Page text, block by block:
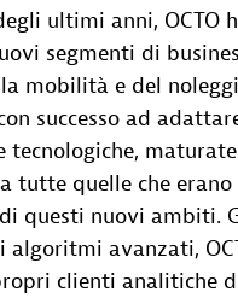
ultimi anni, OCTO
segmenti di
mobilità e del
successo ad
tecnologiche,
tutte quelle che erano
questi nuovi ambiti.
algoritmi avanzati,
clienti analitiche